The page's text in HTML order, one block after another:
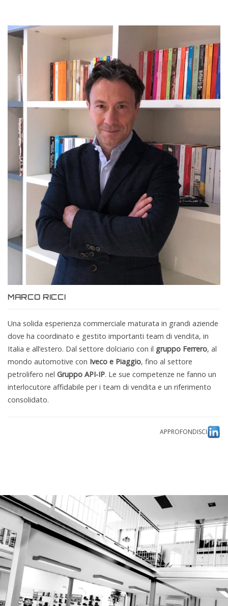
MARCO RICCI
Una solida esperienza commerciale maturata in grandi aziende
dove ha coordinato e gestito importanti team di vendita, in
Italia e all’estero. Dal settore dolciario con il gruppo Ferrero, al
mondo automotive con Iveco e Piaggio, fino al settore
petrolifero nel Gruppo API-IP. Le sue competenze ne fanno un
interlocutore affidabile per i team di vendita e un riferimento
consolidato.
APPROFONDISCI